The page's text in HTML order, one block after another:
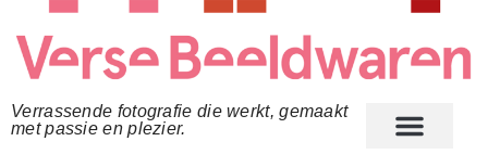
Verrassende fotografie die werkt, gemaakt
met passie en plezier.